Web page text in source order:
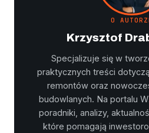
O
Krzysztof
Specjalizuje się w
praktycznych treści
remontów oraz
budowlanych. Na portalu
poradniki, analizy,
które pomagają